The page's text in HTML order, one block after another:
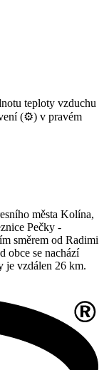
teploty vzduchu
(⚙) v pravém
města Kolína,
Pečky -
směrem od Radimi
obce se nachází
je vzdálen 26 km.